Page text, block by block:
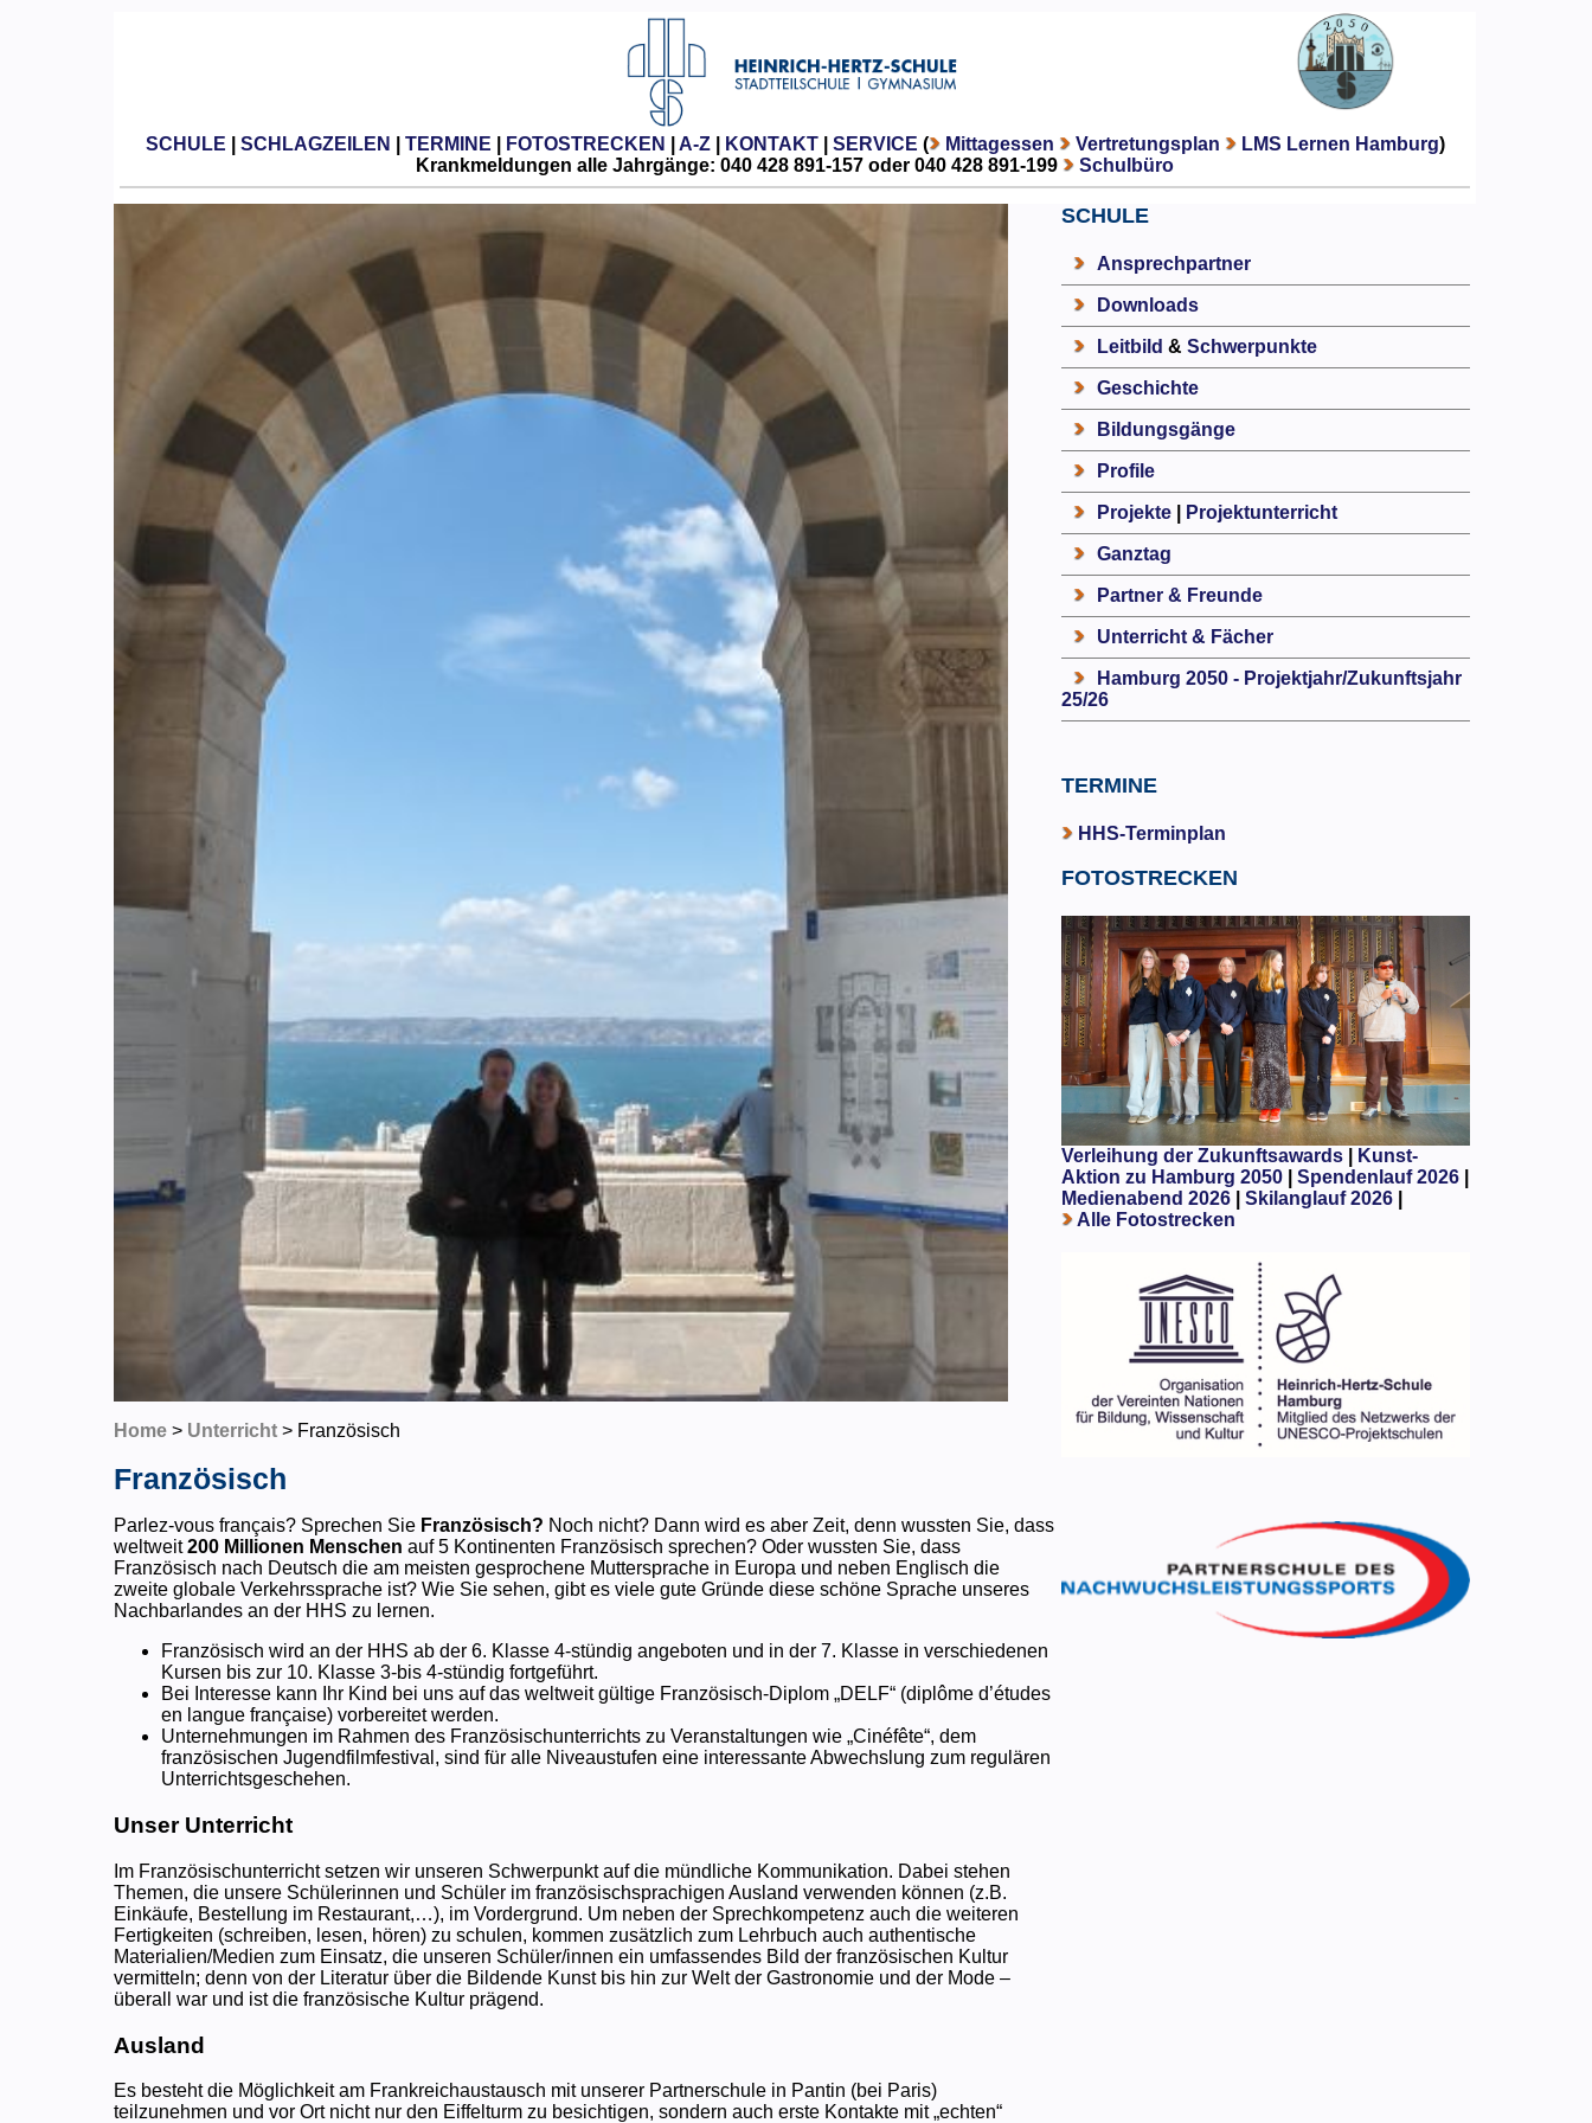
SCHULE SCHLAGZEILEN TERMINE FOTOSTRECKEN A-Z| KONTAKT| SERVICE ( Mittagessen Vertretungsplan LMS Lernen Hamburg)
Krankmeldungen alle Jahrgänge: 040 428 891-157 oder 040 428 891-199
Schulbüro
Home > Unterricht > Französisch
Französisch
Parlez-vous français? Sprechen Sie Französisch? Noch nicht? Dann wird es aber Zeit, denn wussten Sie, dass
weltweit200 Millionen Menschen auf 5 Kontinenten Französisch sprechen? Oder wussten Sie, dass
Französisch nach Deutsch die am meisten gesprochene Muttersprache in Europa und neben Englisch die
zweite globale Verkehrssprache ist? Wie Sie sehen, gibt es viele gute Gründe diese schöne Sprache unseres
Nachbarlandes an der HHS zu lernen.
Französisch wird an der HHS ab der 6. Klasse 4-stündig angeboten und in der 7. Klasse in verschiedenen
Kursen bis zur 10. Klasse 3-bis 4-stündig fortgeführt.
Bei Interesse kann Ihr Kind bei uns auf das weltweit gültige Französisch-Diplom „DELF“ (diplôme d’études
en langue française) vorbereitet werden.
Unternehmungen im Rahmen des Französischunterrichts zu Veranstaltungen wie „Cinéfête“, dem
französischen Jugendfilmfestival, sind für alle Niveaustufen eine interessante Abwechslung zum regulären
Unterrichtsgeschehen.
Unser Unterricht
Im Französischunterricht setzen wir unseren Schwerpunkt auf die mündliche Kommunikation. Dabei stehen
Themen, die unsere Schülerinnen und Schüler im französischsprachigen Ausland verwenden können (z.B.
Einkäufe, Bestellung im Restaurant,…), im Vordergrund. Um neben der Sprechkompetenz auch die weiteren
Fertigkeiten (schreiben, lesen, hören) zu schulen, kommen zusätzlich zum Lehrbuch auch authentische
Materialien/Medien zum Einsatz, die unseren Schüler/innen ein umfassendes Bild der französischen Kultur
vermitteln; denn von der Literatur über die Bildende Kunst bis hin zur Welt der Gastronomie und der Mode –
überall war und ist die französische Kultur prägend.
Ausland
Es besteht die Möglichkeit am Frankreichaustausch mit unserer Partnerschule in Pantin (bei Paris)
teilzunehmen und vor Ort nicht nur den Eiffelturm zu besichtigen, sondern auch erste Kontakte mit „echten“
SCHULE
Ansprechpartner
Downloads
Leitbild & Schwerpunkte
Geschichte
Bildungsgänge
Profile
Projekte| Projektunterricht
Ganztag
Partner & Freunde
Unterricht & Fächer
Hamburg 2050 - Projektjahr/Zukunftsjahr
25/26
TERMINE
HHS-Terminplan
FOTOSTRECKEN
Verleihung der Zukunftsawards|
Kunst-
Aktion zu Hamburg 2050
Spendenlauf 2026|
Medienabend 2026| Skilanglauf 2026|
Alle Fotostrecken